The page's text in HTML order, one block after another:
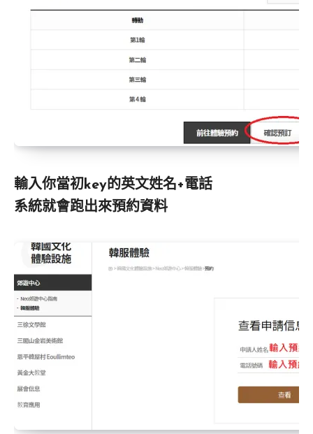
輸入你當初key的英文姓名+電話
系統就會跑出來預約資料